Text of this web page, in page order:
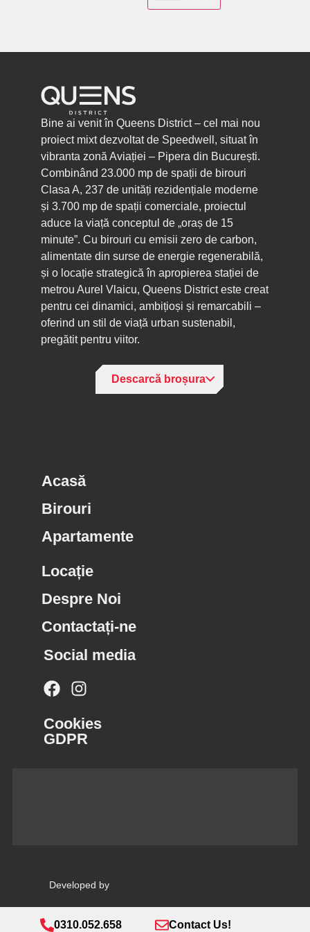
Bine ai venit în Queens District – cel mai nou
proiect mixt dezvoltat de Speedwell, situat în
vibranta zonă Aviației – Pipera din București.
Combinând 23.000 mp de spații de birouri
Clasa A, 237 de unități rezidențiale moderne
și 3.700 mp de spații comerciale, proiectul
aduce la viață conceptul de „oraș de 15
minute”. Cu birouri cu emisii zero de carbon,
alimentate din surse de energie regenerabilă,
și o locație strategică în apropierea stației de
metrou Aurel Vlaicu, Queens District este creat
pentru cei dinamici, ambițioși și remarcabili –
oferind un stil de viață urban sustenabil,
pregătit pentru viitor.
Descarcă broșura
Acasă
Birouri
Apartamente
Locație
Despre Noi
Contactați-ne
Social media
Cookies
GDPR
Developed by
0310.052.658 Contact Us!